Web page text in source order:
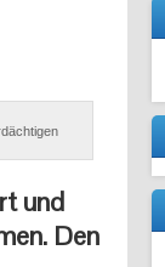
und
Den